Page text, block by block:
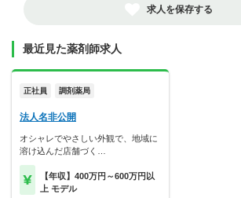
求人を保存する
最近見た薬剤師求人
正社員 調剤薬局
法人名非公開
オシャレでやさしい外観で、地域に
溶け込んだ店舗づく…
【年収】400万円～600万円以
上 モデル